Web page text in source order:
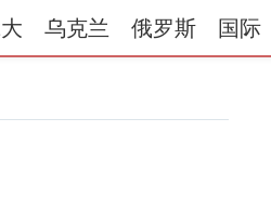
乌克兰 俄罗斯 国际